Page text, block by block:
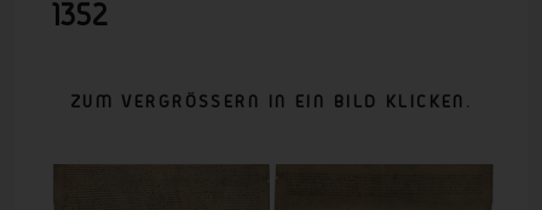
1352
ZUM VERGRÖSSERN IN EIN BILD KLICKEN.